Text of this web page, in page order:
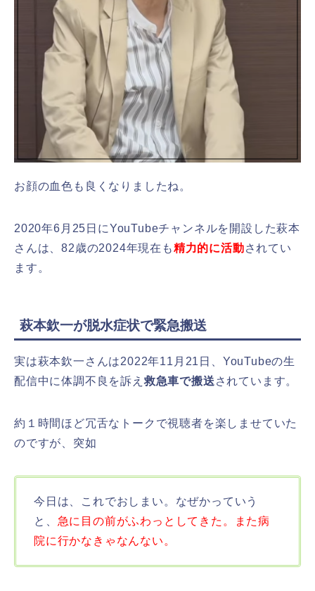
お顔の血色も良くなりましたね。
2020年6月25日にYouTubeチャンネルを開設した萩本
さんは、82歳の2024年現在も精力的に活動されてい
ます。
萩本欽一が脱水症状で緊急搬送
実は萩本欽一さんは2022年11月21日、YouTubeの生
配信中に体調不良を訴え救急車で搬送 されています。
約１時間ほど冗舌なトークで視聴者を楽しませていた
のですが、突如
今日は、これでおしまい。なぜかっていう
と、 急に目の前がふわっとしてきた。また病
院に行かなきゃなんない。